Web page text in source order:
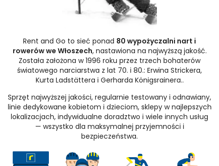
Rent and Go to sieć ponad 80 wypożyczalni nart i
rowerów we Włoszech, nastawiona na najwyższą jakość.
Została założona w 1996 roku przez trzech bohaterów
światowego narciarstwa z lat 70. i 80.: Erwina Strickera,
Kurta Ladstättera i Gerharda Königsrainera..
Sprzęt najwyższej jakości, regularnie testowany i odnawiany,
linie dedykowane kobietom i dzieciom, sklepy w najlepszych
lokalizacjach, indywidualne doradztwo i wiele innych usług
— wszystko dla maksymalnej przyjemności i
bezpieczeństwa.